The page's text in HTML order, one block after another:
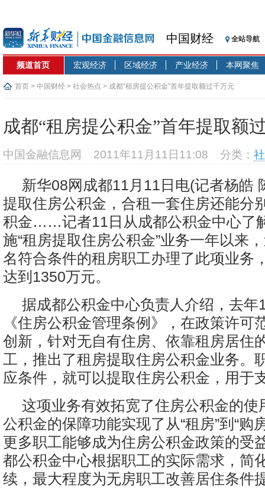
中国财经 全站导航
频道首页 宏观经济 区域经济 产业经济 本网聚焦
首页 > 中国财经 > 社会热点 > 成都“租房提公积金”首年提取额过千万元
成都“租房提公积金”首年提取额
中国金融信息网 2011年11月11日11:08 分类：
新华08网成都11月11日电(记者杨皓
提取住房公积金，合租一套住房还能分
积金……记者11日从成都公积金中心了
施“租房提取住房公积金”业务一年以来
名符合条件的租房职工办理了此项业务
达到1350万元。
据成都公积金中心负责人介绍，去年
《住房公积金管理条例》，在政策许可
创新，针对无自有住房、依靠租房居住
工，推出了租房提取住房公积金业务。
应条件，就可以提取住房公积金，用于
这项业务有效拓宽了住房公积金的使
公积金的保障功能实现了从“租房”到“购
更多职工能够成为住房公积金政策的受
都公积金中心根据职工的实际需求，简
续，最大程度为无房职工改善居住条件